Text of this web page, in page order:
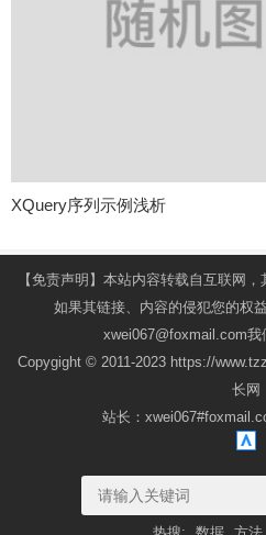
XQuery序列示例浅析
【免责声明】本站内容转载自互联网
如果其链接、内容的侵犯您的权
xwei067@foxmail.com我
Copygight © 2011-2023 https://
长网
站长：